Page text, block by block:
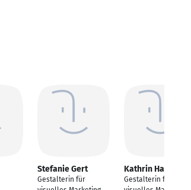
Stefanie Gert
Gestalterin für
Kathrin Hanzig
Gestalterin für